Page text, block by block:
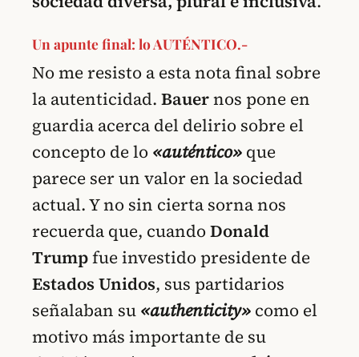
Un apunte final: lo AUTÉNTICO.-
No me resisto a esta nota final sobre
la autenticidad. Bauernos pone en
guardia acerca del delirio sobre el
concepto de lo «auténtico» que
parece ser un valor en la sociedad
actual. Y no sin cierta sorna nos
recuerda que, cuandoDonald
Trumpfue investido presidente de
Estados Unidos, sus partidarios
señalaban su «authenticity» como el
motivo más importante de su